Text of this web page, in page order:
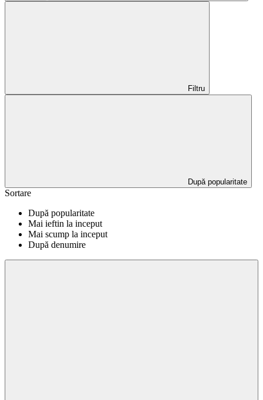
Filtru
După popularitate
Sortare
După popularitate
Mai ieftin la inceput
Mai scump la inceput
După denumire